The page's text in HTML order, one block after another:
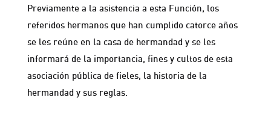
Previamente a la asistencia a esta Función, los
referidos hermanos que han cumplido catorce años
se les reúne en la casa de hermandad y se les
informará de la importancia, fines y cultos de esta
asociación pública de fieles, la historia de la
hermandad y sus reglas.